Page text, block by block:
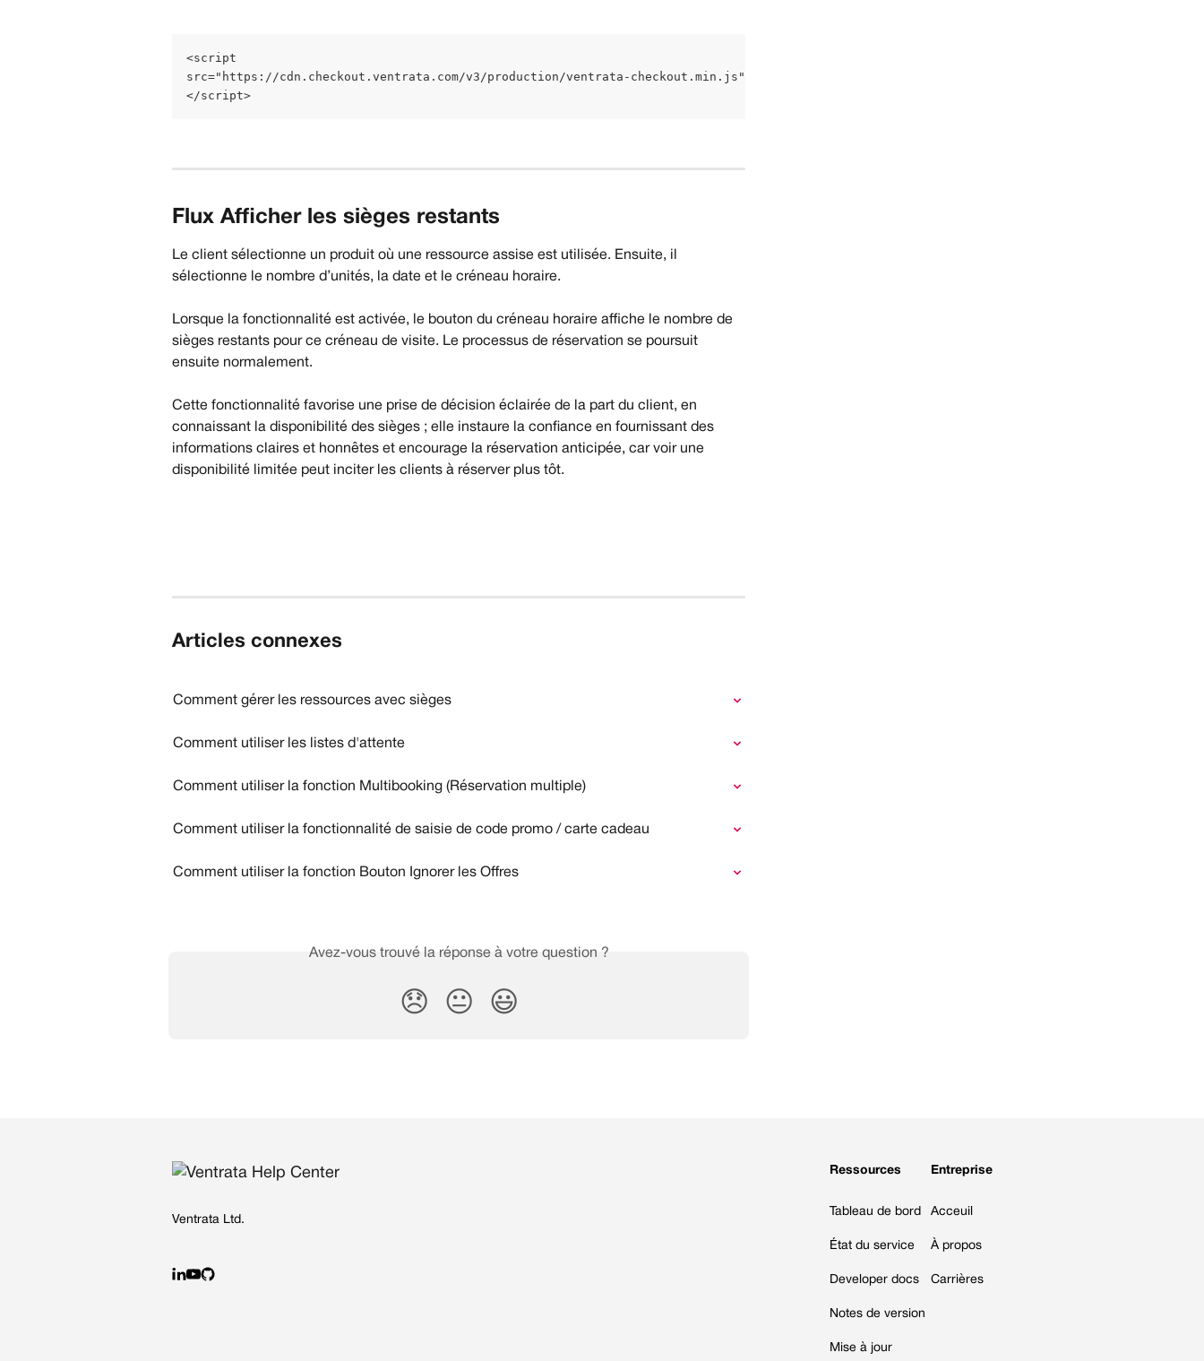
<script
src="https://cdn.checkout.ventrata.com/v3/production/ventrata-checkout.min.js" type="module" data-config='{"apiKey":"<YOUR_API_TOKEN>",
</script>
Flux Afficher les sièges restants
Le client sélectionne un produit où une ressource assise est utilisée. Ensuite, il
sélectionne le nombre d’unités, la date et le créneau horaire.
Lorsque la fonctionnalité est activée, le bouton du créneau horaire affiche le nombre de
sièges restants pour ce créneau de visite. Le processus de réservation se poursuit
ensuite normalement.
Cette fonctionnalité favorise une prise de décision éclairée de la part du client, en
connaissant la disponibilité des sièges ; elle instaure la confiance en fournissant des
informations claires et honnêtes et encourage la réservation anticipée, car voir une
disponibilité limitée peut inciter les clients à réserver plus tôt.
Articles connexes
Comment gérer les ressources avec sièges
Comment utiliser les listes d'attente
Comment utiliser la fonction Multibooking (Réservation multiple)
Comment utiliser la fonctionnalité de saisie de code promo / carte cadeau
Comment utiliser la fonction Bouton Ignorer les Offres
Avez-vous trouvé la réponse à votre question ?
😞 😐 😃
Ventrata Ltd.
Ressources
Tableau de bord
État du service
Developer docs
Notes de version
Mise à jour
Entreprise
Acceuil
À propos
Carrières